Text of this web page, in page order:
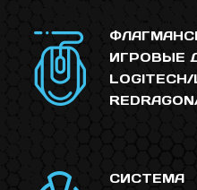
ИГРОВЫЕ
LOGITECH/
СИСТЕМА